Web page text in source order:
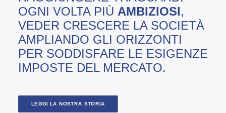
OGNI VOLTA PIÙ AMBIZIOSI,
VEDER CRESCERE LA SOCIETÀ
AMPLIANDO GLI ORIZZONTI
PER SODDISFARE LE ESIGENZE
IMPOSTE DEL MERCATO.
LEGGI LA NOSTRA STORIA